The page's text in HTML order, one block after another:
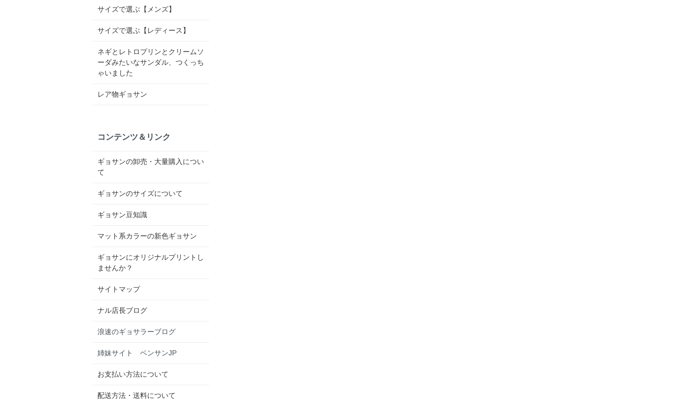
サイズで選ぶ【メンズ】
サイズで選ぶ【レディース】
ネギとレトロプリンとクリームソ
ーダみたいなサンダル、つくっち
ゃいました
レア物ギョサン
コンテンツ＆リンク
ギョサンの卸売・大量購入につい
て
ギョサンのサイズについて
ギョサン豆知識
マット系カラーの新色ギョサン
ギョサンにオリジナルプリントし
ませんか？
サイトマップ
ナル店長ブログ
浪速のギョサラーブログ
姉妹サイト ベンサンJP
お支払い方法について
配送方法・送料について